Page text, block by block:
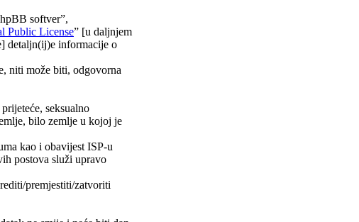
softver”,
Public License” [u daljnjem
detaljn(ij)e informacije o
niti može biti, odgovorna
seksualno
bilo zemlje u kojoj je
kao i obavijest ISP-u
postova služi upravo
premjestiti/zatvoriti